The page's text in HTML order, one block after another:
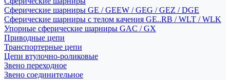
Сферические шарниры GE / GEEW / GEG / GEZ / DGE
Сферические шарниры с телом качения GE..RB / WLT / WLK
Упорные сферические шарниры GAC / GX
Приводные цепи
Транспортерные цепи
Цепи втулочно-роликовые
Звено переходное
Звено соединительное